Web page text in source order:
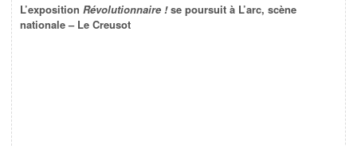
L’exposition Révolutionnaire !se poursuit à L’arc, scène
nationale – Le Creusot